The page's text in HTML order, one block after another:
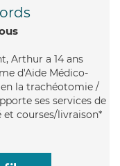
Arthur a 14 ans
d'Aide Médico-
la trachéotomie /
ses services de
courses/livraison*